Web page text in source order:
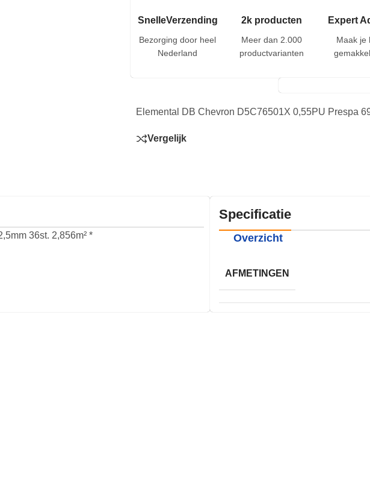
SnelleVerzending
Bezorging door heel
Nederland
2k producten
Meer dan 2.000
productvarianten
Expert
Maak je
Elemental DB Chevron D5C76501X 0,55PU Prespa
Vergelijk
36st. 2,856m² *
Specificatie
Overzicht
AFMETINGEN